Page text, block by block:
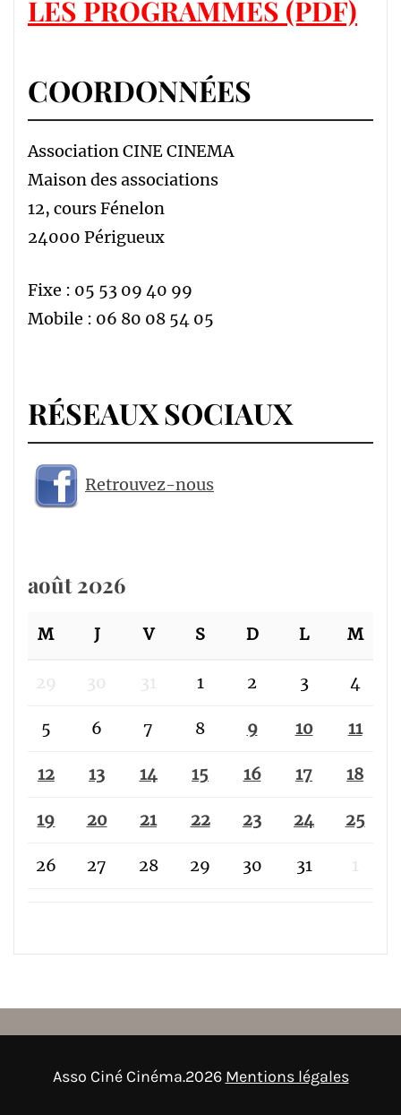
LES PROGRAMMES (PDF)
COORDONNÉES
Association CINE CINEMA
Maison des associations
12, cours Fénelon
24000 Périgueux
Fixe : 05 53 09 40 99
Mobile : 06 80 08 54 05
RÉSEAUX SOCIAUX
Retrouvez-nous
août 2026
M J V S D L M
29 30 31 1 2 3 4
5 6 7 8 9 10 11
12 13 14 15 16 17 18
19 20 21 22 23 24 25
26 27 28 29 30 31 1
Asso Ciné Cinéma.2026 Mentions légales